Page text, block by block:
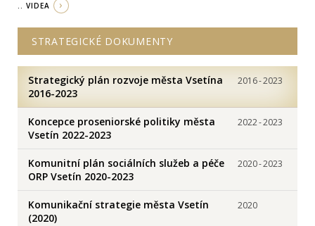
.. VIDEA
STRATEGICKÉ DOKUMENTY
Strategický plán rozvoje města Vsetína
2016-2023
2016-2023
Koncepce proseniorské politiky města
Vsetín 2022-2023
2022-2023
Komunitní plán sociálních služeb a péče
ORP Vsetín 2020-2023
2020-2023
Komunikační strategie města Vsetín
(2020)
2020